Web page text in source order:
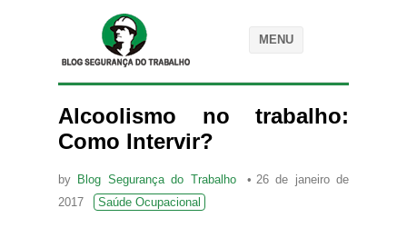
MENU
Alcoolismo no trabalho:
Como Intervir?
by Blog Segurança do Trabalho
26 de janeiro de
2017
Saúde Ocupacional